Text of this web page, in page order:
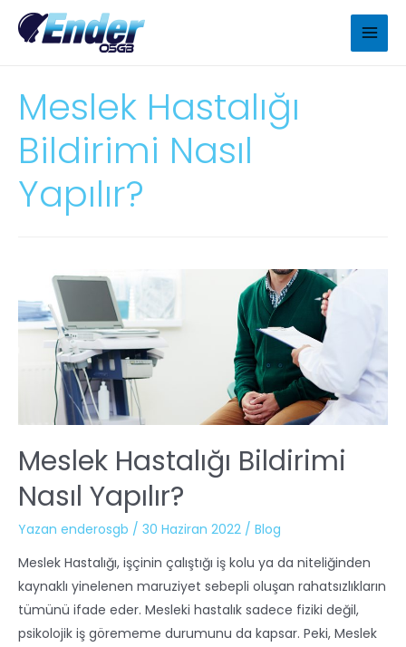
Meslek Hastalığı
Bildirimi Nasıl
Yapılır?
Meslek Hastalığı Bildirimi
Nasıl Yapılır?
Yazan enderosgb / 30 Haziran 2022 / Blog
Meslek Hastalığı, işçinin çalıştığı iş kolu ya da niteliğinden
kaynaklı yinelenen maruziyet sebepli oluşan rahatsızlıkların
tümünü ifade eder. Mesleki hastalık sadece fiziki değil,
psikolojik iş görememe durumunu da kapsar. Peki, Meslek